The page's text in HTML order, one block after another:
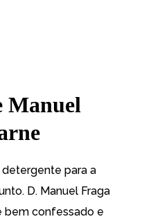
Manuel
para a
D. Manuel Fraga
bem confessado e